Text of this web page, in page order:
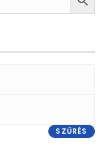
SZŰRÉS